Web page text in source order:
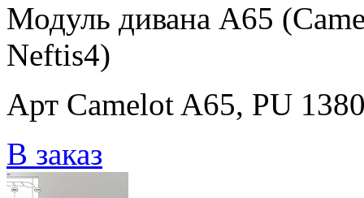
Модуль дивана A65
Neftis4)
Арт Camelot A65, PU
В заказ